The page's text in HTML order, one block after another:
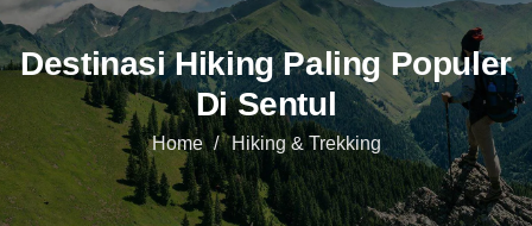
Destinasi Hiking Paling Populer
Di Sentul
Home Hiking & Trekking